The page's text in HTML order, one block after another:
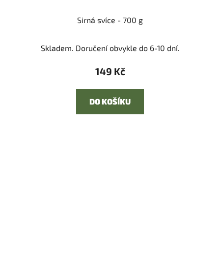
Sirná svíce - 700 g
Skladem. Doručení obvykle do 6-10 dní.
149 Kč
DO KOŠÍKU